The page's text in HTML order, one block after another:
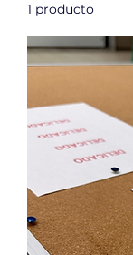
1 producto